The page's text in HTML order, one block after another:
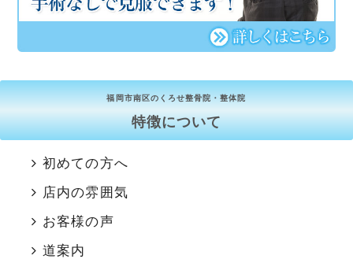
福岡市南区のくろせ整骨院・整体院
特徴について
初めての方へ
店内の雰囲気
お客様の声
道案内